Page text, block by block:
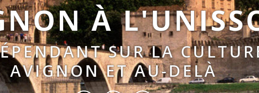
À
SUR LA
AVIGNON ET AU-DELÀ